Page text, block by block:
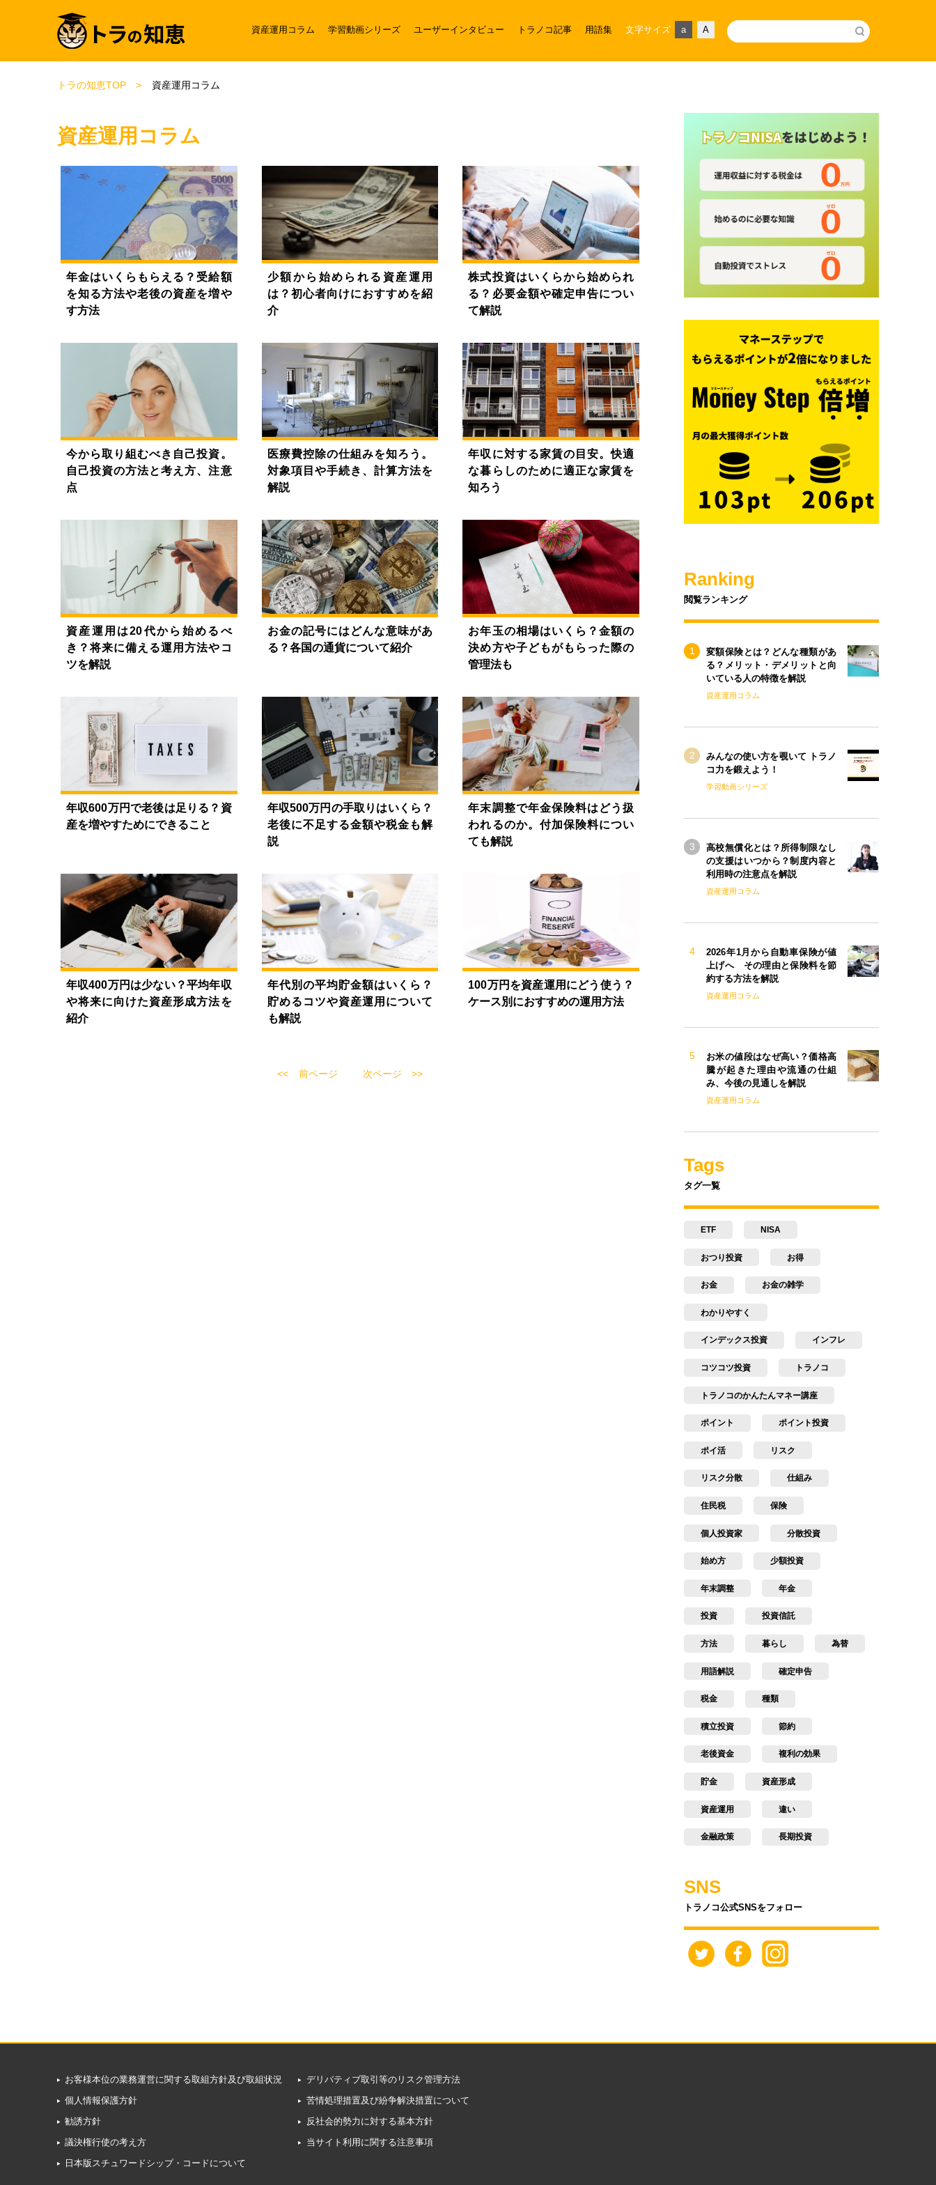
資産運用コラム 学習動画シリーズ ユーザーインタビュー トラノコ記事 用語集 文字サイズ a A
トラの知恵TOP 資産運用コラム
資産運用コラム
年金はいくらもらえる？受給額
を知る方法や老後の資産を増や
す方法
少額から始められる資産運用
は？初心者向けにおすすめを紹
介
株式投資はいくらから始められ
る？必要金額や確定申告につい
て解説
今から取り組むべき自己投資。
自己投資の方法と考え方、注意
点
医療費控除の仕組みを知ろう。
対象項目や手続き、計算方法を
解説
年収に対する家賃の目安。快適
な暮らしのために適正な家賃を
知ろう
資産運用は20代から始めるべ
き？将来に備える運用方法やコ
ツを解説
お金の記号にはどんな意味があ
る？各国の通貨について紹介
お年玉の相場はいくら？金額の
決め方や子どもがもらった際の
管理法も
年収600万円で老後は足りる？資
産を増やすためにできること
年収500万円の手取りはいくら？
老後に不足する金額や税金も解
説
年末調整で年金保険料はどう扱
われるのか。付加保険料につい
ても解説
年収400万円は少ない？平均年収
や将来に向けた資産形成方法を
紹介
年代別の平均貯金額はいくら？
貯めるコツや資産運用について
も解説
100万円を資産運用にどう使う？
ケース別におすすめの運用方法
前ページ 次ページ
Ranking
閲覧ランキング
変額保険とは？どんな種類があ
る？メリット・デメリットと向
いている人の特徴を解説
資産運用コラム
みんなの使い方を覗いて トラノ
コ力を鍛えよう！
学習動画シリーズ
高校無償化とは？所得制限なし
の支援はいつから？制度内容と
利用時の注意点を解説
資産運用コラム
2026年1月から自動車保険が値
上げへ その理由と保険料を節
約する方法を解説
資産運用コラム
お米の値段はなぜ高い？価格高
騰が起きた理由や流通の仕組
み、今後の見通しを解説
資産運用コラム
Tags
タグ一覧
ETF NISA
おつり投資 お得
お金 お金の雑学
わかりやすく
インデックス投資 インフレ
コツコツ投資 トラノコ
トラノコのかんたんマネー講座
ポイント ポイント投資
ポイ活 リスク
リスク分散 仕組み
住民税 保険
個人投資家 分散投資
始め方 少額投資
年末調整 年金
投資 投資信託
方法 暮らし 為替
用語解説 確定申告
税金 種類
積立投資 節約
老後資金 複利の効果
貯金 資産形成
資産運用 違い
金融政策 長期投資
SNS
トラノコ公式SNSをフォロー
お客様本位の業務運営に関する取組方針及び取組状況
個人情報保護方針
勧誘方針
議決権行使の考え方
日本版スチュワードシップ・コードについて
デリバティブ取引等のリスク管理方法
苦情処理措置及び紛争解決措置について
反社会的勢力に対する基本方針
当サイト利用に関する注意事項